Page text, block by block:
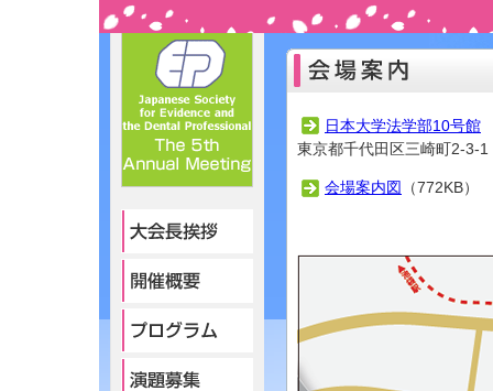
日本大学法学部10号館
東京都千代田区三崎町2-3-
会場案内図 （772KB）